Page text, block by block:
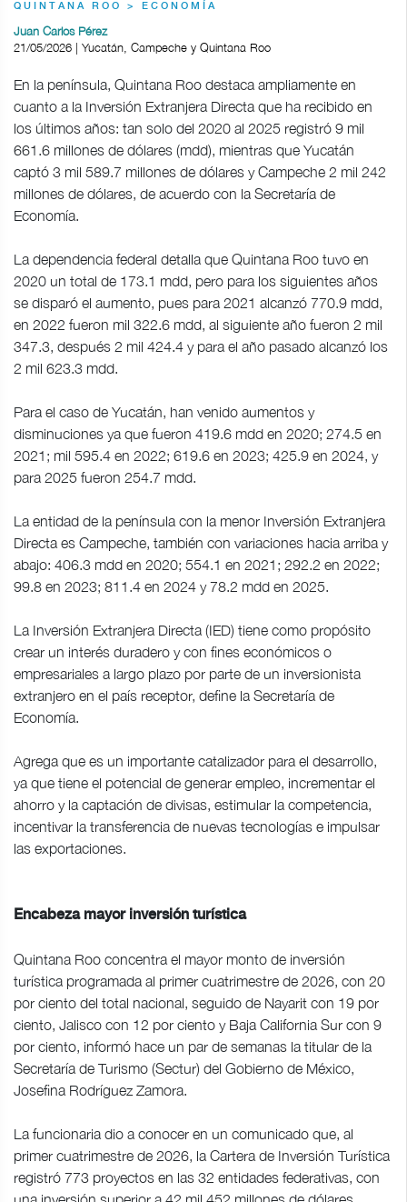
QUINTANA ROO > ECONOMÍA
Juan Carlos Pérez
21/05/2026 | Yucatán, Campeche y Quintana Roo
En la península, Quintana Roo destaca ampliamente en
cuanto a la Inversión Extranjera Directa que ha recibido en
los últimos años: tan solo del 2020 al 2025 registró 9 mil
661.6 millones de dólares (mdd), mientras que Yucatán
captó 3 mil 589.7 millones de dólares y Campeche 2 mil 242
millones de dólares, de acuerdo con la Secretaría de
Economía.
La dependencia federal detalla que Quintana Roo tuvo en
2020 un total de 173.1 mdd, pero para los siguientes años
se disparó el aumento, pues para 2021 alcanzó 770.9 mdd,
en 2022 fueron mil 322.6 mdd, al siguiente año fueron 2 mil
347.3, después 2 mil 424.4 y para el año pasado alcanzó los
2 mil 623.3 mdd.
Para el caso de Yucatán, han venido aumentos y
disminuciones ya que fueron 419.6 mdd en 2020; 274.5 en
2021; mil 595.4 en 2022; 619.6 en 2023; 425.9 en 2024, y
para 2025 fueron 254.7 mdd.
La entidad de la península con la menor Inversión Extranjera
Directa es Campeche, también con variaciones hacia arriba y
abajo: 406.3 mdd en 2020; 554.1 en 2021; 292.2 en 2022;
99.8 en 2023; 811.4 en 2024 y 78.2 mdd en 2025.
La Inversión Extranjera Directa (IED) tiene como propósito
crear un interés duradero y con fines económicos o
empresariales a largo plazo por parte de un inversionista
extranjero en el país receptor, define la Secretaría de
Economía.
Agrega que es un importante catalizador para el desarrollo,
ya que tiene el potencial de generar empleo, incrementar el
ahorro y la captación de divisas, estimular la competencia,
incentivar la transferencia de nuevas tecnologías e impulsar
las exportaciones.
Encabeza mayor inversión turística
Quintana Roo concentra el mayor monto de inversión
turística programada al primer cuatrimestre de 2026, con 20
por ciento del total nacional, seguido de Nayarit con 19 por
ciento, Jalisco con 12 por ciento y Baja California Sur con 9
por ciento, informó hace un par de semanas la titular de la
Secretaría de Turismo (Sectur) del Gobierno de México,
Josefina Rodríguez Zamora.
La funcionaria dio a conocer en un comunicado que, al
primer cuatrimestre de 2026, la Cartera de Inversión Turística
registró 773 proyectos en las 32 entidades federativas, con